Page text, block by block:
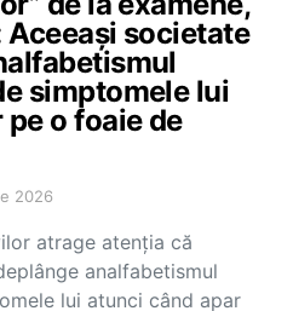
societate
simptomele lui
o foaie de
2026
atrage atenția că
analfabetismul
lui atunci când apar